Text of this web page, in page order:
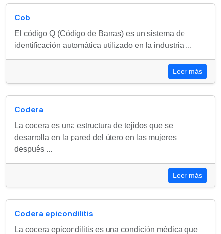
Cob
El código Q (Código de Barras) es un sistema de
identificación automática utilizado en la industria ...
Leer más
Codera
La codera es una estructura de tejidos que se
desarrolla en la pared del útero en las mujeres
después ...
Leer más
Codera epicondilitis
La codera epicondilitis es una condición médica que